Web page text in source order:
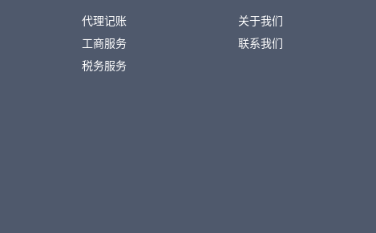
代理记账
工商服务
税务服务
关于我们
联系我们